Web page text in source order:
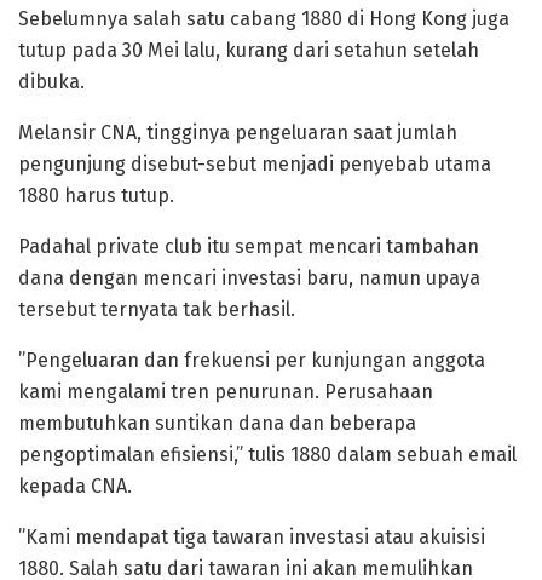
Sebelumnya salah satu cabang 1880 di Hong Kong juga
tutup pada 30 Mei lalu, kurang dari setahun setelah
dibuka.
‎Melansir CNA, tingginya pengeluaran saat jumlah
pengunjung disebut-sebut menjadi penyebab utama
1880 harus tutup.
Padahal private club itu sempat mencari tambahan
dana dengan mencari investasi baru, namun upaya
tersebut ternyata tak berhasil.
‎”Pengeluaran dan frekuensi per kunjungan anggota
kami mengalami tren penurunan. Perusahaan
membutuhkan suntikan dana dan beberapa
pengoptimalan efisiensi,” tulis 1880 dalam sebuah email
kepada CNA.
‎”Kami mendapat tiga tawaran investasi atau akuisisi
1880. Salah satu dari tawaran ini akan memulihkan